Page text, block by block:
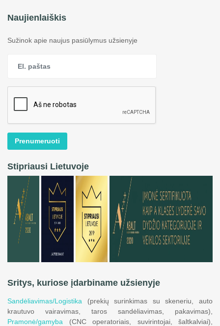
Naujienlaiškis
Sužinok apie naujus pasiūlymus užsienyje
Prenumeruoti
Stipriausi Lietuvoje
Sritys, kuriose įdarbiname užsienyje
Sandėliavimas/Logistika (prekių surinkimas su skeneriu, auto
krautuvo vairavimas, taros sandėliavimas, pakavimas),
Pramonė/gamyba (CNC operatoriais, suvirintojai, šaltkalviai),